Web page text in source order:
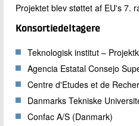
Projektet blev støttet af EU's 7.
Konsortiedeltagere
Teknologisk institut –
Agencia Estatal Consejo
Centre d'Etudes et de
Danmarks Tekniske
Confac A/S (Danmark)